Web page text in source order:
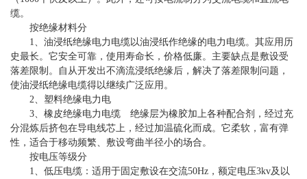
缆。
按绝缘材料分
1、油浸纸绝缘电力电缆以油浸纸作绝缘的电力电缆。其应用历
史最长。它安全可靠，使用寿命长，价格低廉。主要缺点是敷设受
落差限制。自从开发出不滴流浸纸绝缘后，解决了落差限制问题，
使油浸纸绝缘电缆得以继续广泛应用。
2、塑料绝缘电力电
3、橡皮绝缘电力电缆 绝缘层为橡胶加上各种配合剂，经过充
分混炼后挤包在导电线芯上，经过加温硫化而成。它柔软，富有弹
性，适合于移动频繁、敷设弯曲半径小的场合。
按电压等级分
1、低压电缆：适用于固定敷设在交流50Hz，额定电压3kv及以